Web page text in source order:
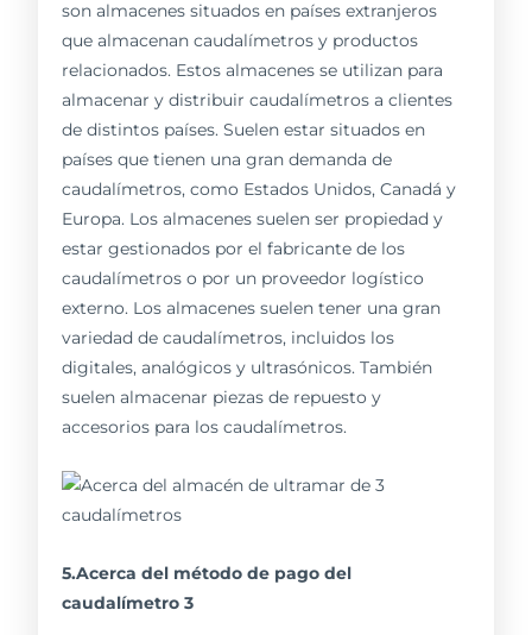
son almacenes situados en países extranjeros
que almacenan caudalímetros y productos
relacionados. Estos almacenes se utilizan para
almacenar y distribuir caudalímetros a clientes
de distintos países. Suelen estar situados en
países que tienen una gran demanda de
caudalímetros, como Estados Unidos, Canadá y
Europa. Los almacenes suelen ser propiedad y
estar gestionados por el fabricante de los
caudalímetros o por un proveedor logístico
externo. Los almacenes suelen tener una gran
variedad de caudalímetros, incluidos los
digitales, analógicos y ultrasónicos. También
suelen almacenar piezas de repuesto y
accesorios para los caudalímetros.
5.Acerca del método de pago del
caudalímetro 3